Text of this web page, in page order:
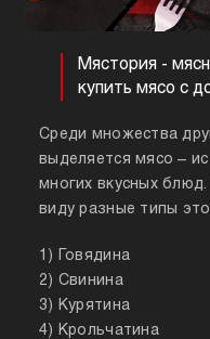
Мястория -
купить мясо с
Среди множества
выделяется мясо –
многих вкусных
виду разные типы
1) Говядина
2) Свинина
3) Курятина
4) Крольчатина